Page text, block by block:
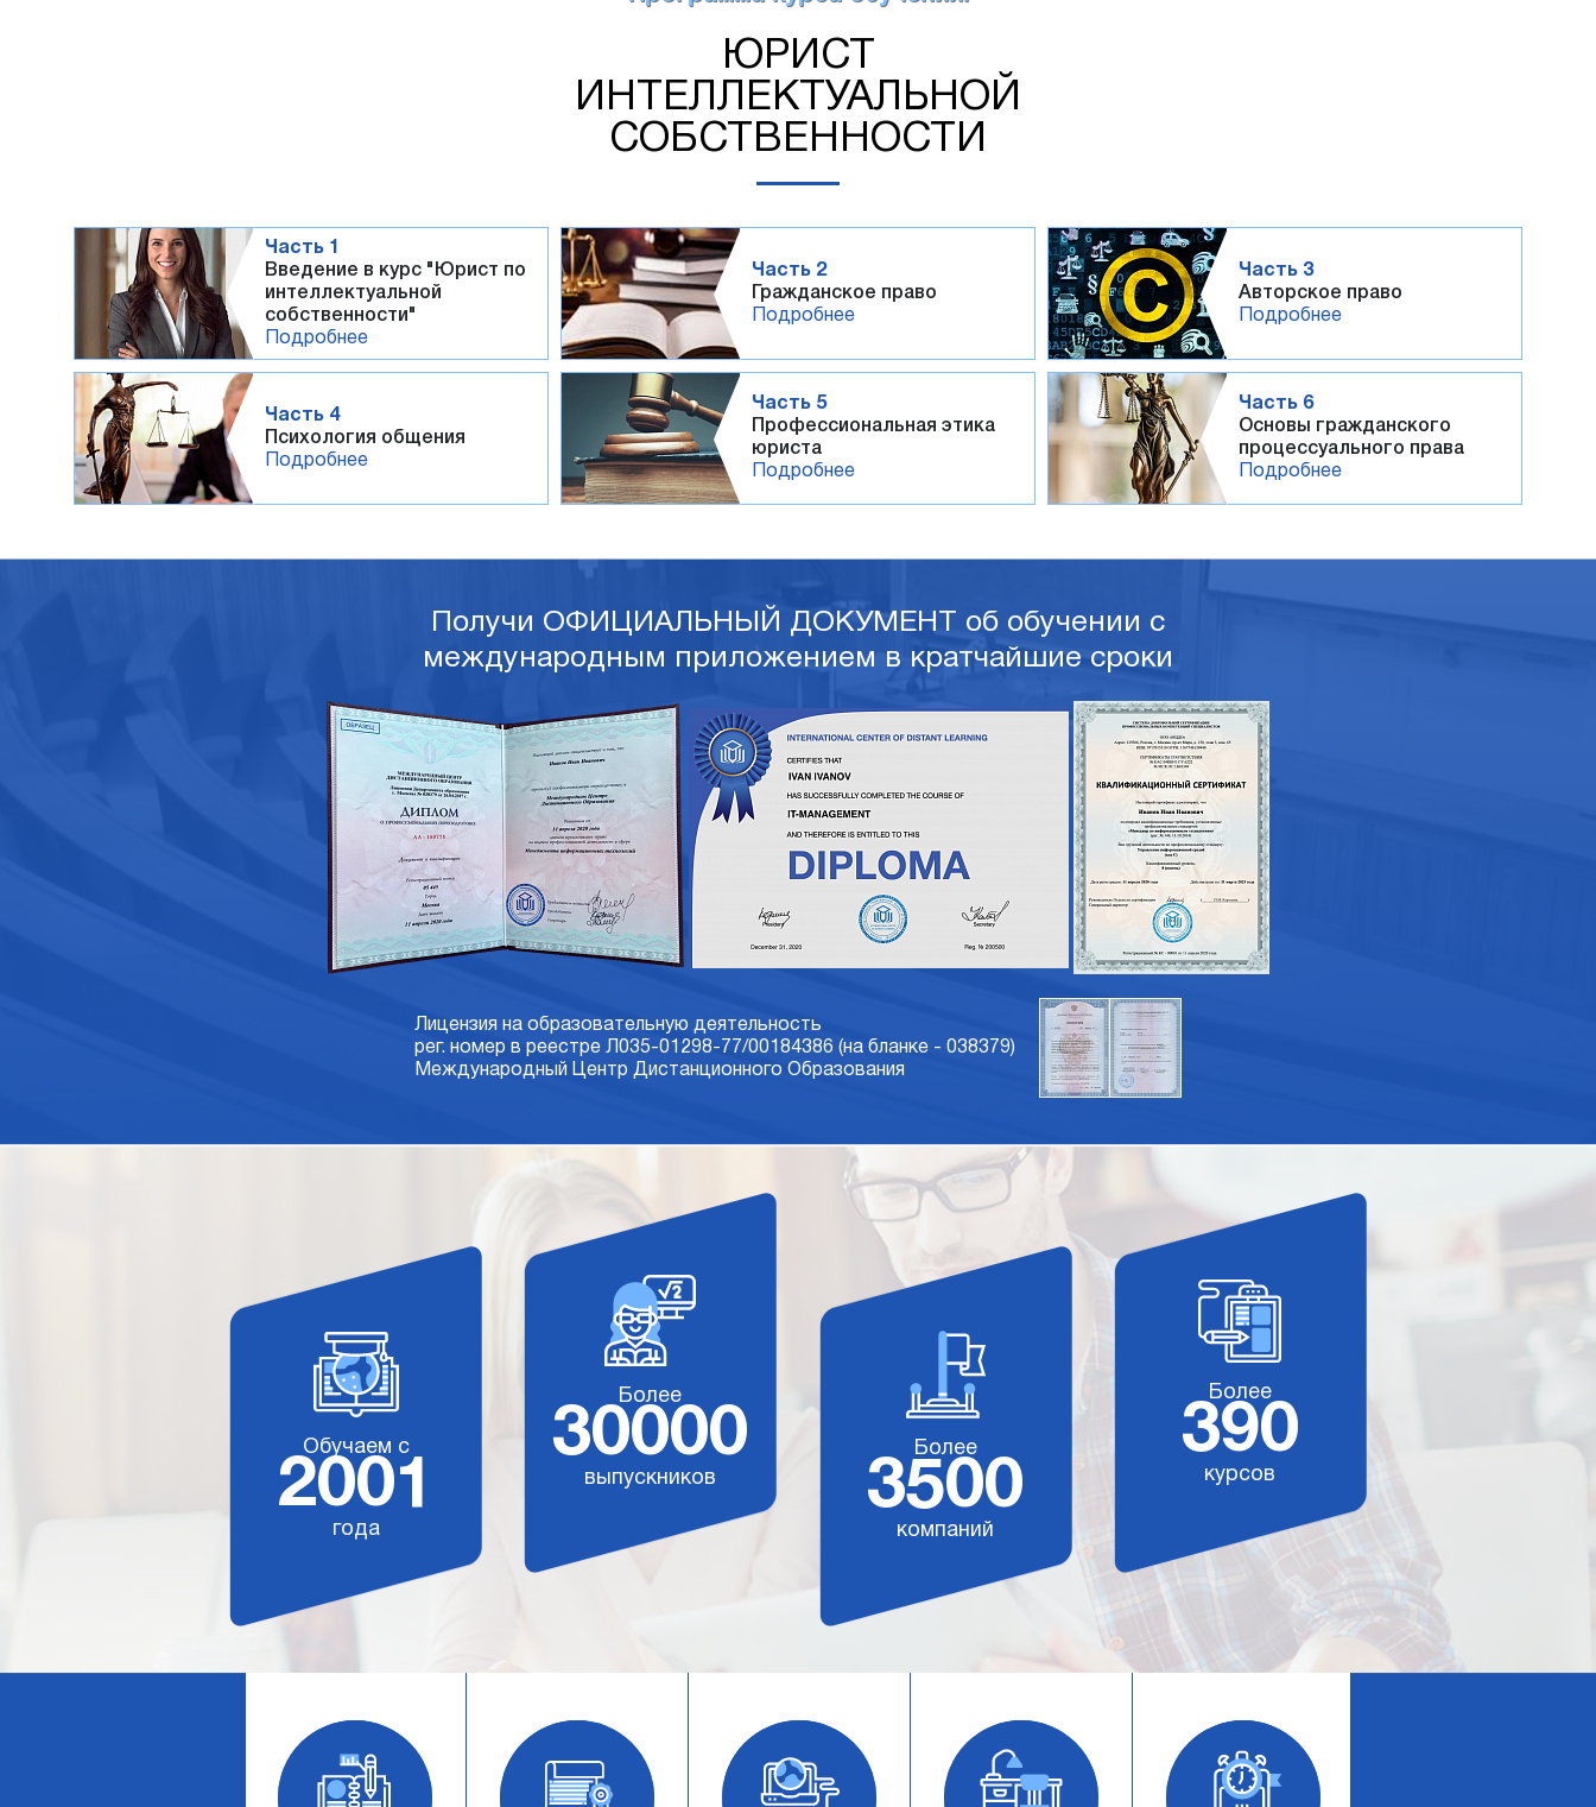
ЮРИСТ
ИНТЕЛЛЕКТУАЛЬНОЙ
СОБСТВЕННОСТИ
Часть 1
Введение в курс "Юрист по
интеллектуальной
собственности"
Подробнее
Часть 2
Гражданское право
Подробнее
Часть 3
Авторское право
Подробнее
Часть 4
Психология общения
Подробнее
Часть 5
Профессиональная этика
юриста
Подробнее
Часть 6
Основы гражданского
процессуального права
Подробнее
Получи ОФИЦИАЛЬНЫЙ ДОКУМЕНТ об обучении с
международным приложением в кратчайшие сроки
Лицензия на образовательную деятельность
рег. номер в реестре Л035-01298-77/00184386 (на бланке - 038379)
Международный Центр Дистанционного Образования
Обучаем с
2001
года
Более
30000
выпускников
Более
3500
компаний
Более
390
курсов